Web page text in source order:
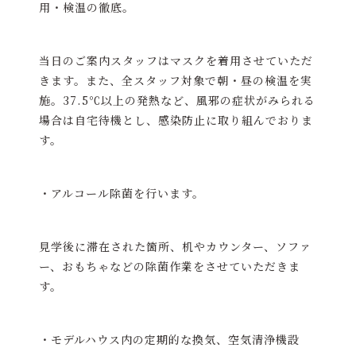
用・検温の徹底。
当日のご案内スタッフはマスクを着用させていただ
きます。また、全スタッフ対象で朝・昼の検温を実
施。37.5℃以上の発熱など、風邪の症状がみられる
場合は自宅待機とし、感染防止に取り組んでおりま
す。
・アルコール除菌を行います。
見学後に滞在された箇所、机やカウンター、ソファ
ー、おもちゃなどの除菌作業をさせていただきま
す。
・モデルハウス内の定期的な換気、空気清浄機設